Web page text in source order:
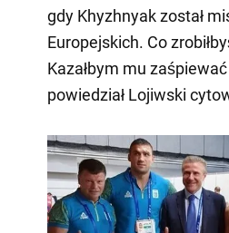
gdy Khyzhnyak został
Europejskich. Co
Kazałbym mu
powiedział Lojiwski